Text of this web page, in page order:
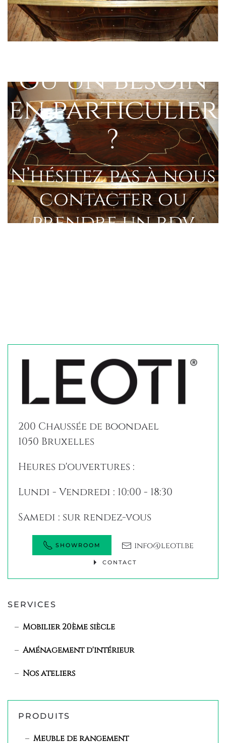
Une question
ou un besoin
en particulier
?
N’hésitez pas à nous
contacter ou
prendre un rdv
200 Chaussée de boondael
1050 Bruxelles
Heures d'ouvertures :
Lundi - Vendredi : 10:00 - 18:30
Samedi : sur rendez-vous
SHOWROOM info@leoti.be
CONTACT
SERVICES
Mobilier 20ème siècle
Aménagement d'intérieur
Nos ateliers
PRODUITS
Meuble de rangement